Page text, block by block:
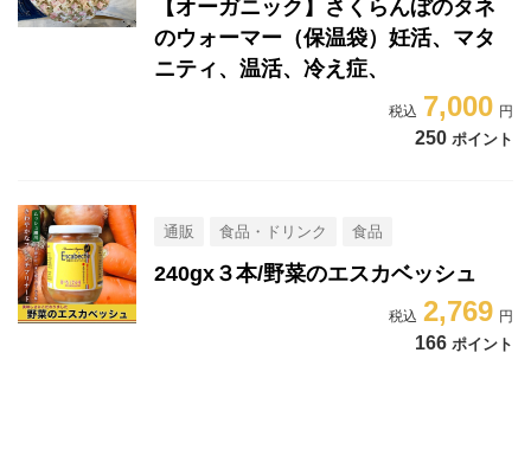
【オーガニック】さくらんぼのタネ
のウォーマー（保温袋）妊活、マタ
ニティ、温活、冷え症、
7,000
250 ポイント
通販 食品・ドリンク 食品
240gx３本/野菜のエスカベッシュ
2,769
166 ポイント